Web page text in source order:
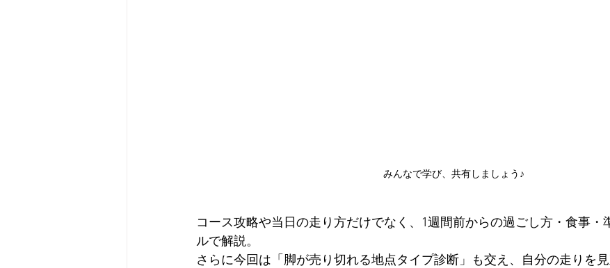
みんなで学び、共有しましょう♪
コース攻略や当日の走り方だけでなく、1週間前からの過ごし方・食事・
ルで解説。
さらに今回は「脚が売り切れる地点タイプ診断」も交え、自分の走りを